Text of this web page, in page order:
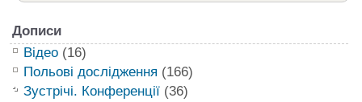
Дописи
Відео(16)
Польові дослідження (166)
Зустрічі. Конференції(36)